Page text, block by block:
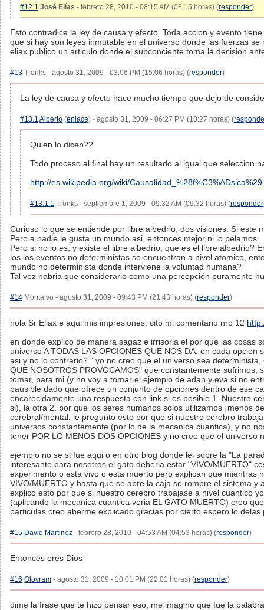
#12.1 José Elías - febrero 28, 2010 - 08:15 AM (08:15 horas) (responder)
Esto contradice la ley de causa y efecto. Toda accion y evento
que si hay son leyes inmutable en el universo donde las fuerzas
eliax publico un articulo donde el subconciente toma la decision
#13 Tronks - agosto 31, 2009 - 03:06 PM (15:06 horas) (responder)
La ley de causa y efecto hace mucho tiempo que dejo de
#13.1 Alberto (enlace) - agosto 31, 2009 - 06:27 PM (18:27 horas) (
Quien lo dicen??
Todo proceso al final hay un resultado al igual que seleccion
http://es.wikipedia.org/wiki/Causalidad_%28f%C3%ADsica%29
#13.1.1 Tronks - septiembre 1, 2009 - 09:32 AM (09:32 horas) (responder
Curioso lo que se entiende por libre albedrio, dos visiones. Si este
Pero a nadie le gusta un mundo asi, entonces mejor ni lo pelamos.
Pero si no lo es, y existe el libre albedrio, que es el libre albedrio?
los los eventos no deterministas se encuentran a nivel atomico,
mundo no determinista donde interviene la voluntad humana?
Tal vez habria que considerarlo como una percepción puramente
#14 Montalvo - agosto 31, 2009 - 09:43 PM (21:43 horas) (responder)
hola Sr Eliax e aqui mis impresiones, cito mi comentario nro 12
en donde explico de manera sagaz e irrisoria el por que las cosas
universo A TODAS LAS OPCIONES QUE NOS DA, en cada
asi y no lo contrario?." yo no creo que el universo sea
QUE NOSOTROS PROVOCAMOS" que constantemente
tomar, para mi (y no voy a tomar el ejemplo de adan y eva si no
pausible dado que ofrece un conjunto de opciones dentro de ese
encarecidamente una respuesta con link si es posible 1. Nuestro
si), la otra 2. por que los seres humanos solos utilizamos ¡menos
cerebral/mental, le pregunto esto por que si nuestro cerebro
universos constantemente (por lo de la mecanica cuantica), y no
tener POR LO MENOS DOS OPCIONES y no creo que el
ejemplo no se si fue aqui o en otro blog donde lei sobre la "La
interesante para nosotros el gato deberia estar "VIVO/MUERTO"
experimento o esta vivo o esta muerto pero explican que mientras
VIVO/MUERTO y hasta que se abre la caja se rompre el sistema y
explico esto por que si nuestro cerebro trabajase a nivel cuantico
(aplicando la mecanica cuantica veria EL GATO MUERTO) creo
particulas creo aberme explicado gracias por cierto espero lo
#15 David Martinez - febrero 28, 2010 - 04:53 AM (04:53 horas) (responder)
Entonces eres Dios
#16 Olovram - agosto 31, 2009 - 10:01 PM (22:01 horas) (responder)
dime la frase que te hizo pensar eso, me imagino que fue la